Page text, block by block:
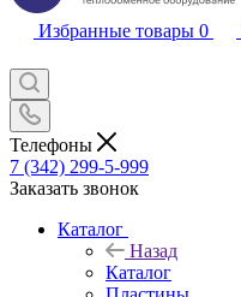
Избранные товары 0
Телефоны
7 (342) 299-5-999
Заказать звонок
Каталог
Назад
Каталог